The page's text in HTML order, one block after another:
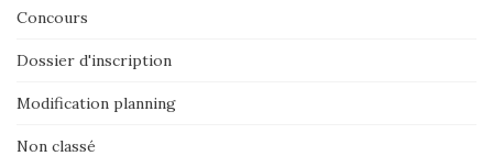
Concours
Dossier d'inscription
Modification planning
Non classé